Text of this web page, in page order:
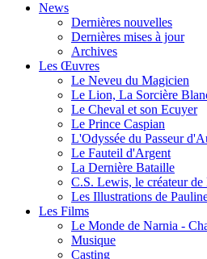
News
Dernières nouvelles
Dernières mises à jour
Archives
Les Œuvres
Le Neveu du Magicien
Le Lion, La Sorcière
Le Cheval et son Ecuyer
Le Prince Caspian
L'Odyssée du Passeur
Le Fauteil d'Argent
La Dernière Bataille
C.S. Lewis, le créateur de
Les Illustrations de
Les Films
Le Monde de Narnia -
Musique
Casting